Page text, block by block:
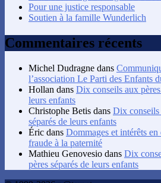
Pour une justice responsable
Soutien à la famille Wunderlich
Commentaires récents
Michel Dudragne dans
l’association Le Parti des Enfants
Hollan dans Dix conseils aux pères
leurs enfants
Christophe Betis dans Dix conseils
séparés de leurs enfants
Éric dans Dommages et intérêts en
fraude à la paternité
Mathieu Genovesio dans Dix
pères séparés de leurs enfants